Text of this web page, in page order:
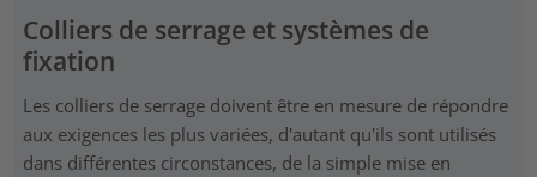
Colliers de serrage et systèmes de
fixation
Les colliers de serrage doivent être en mesure de répondre
aux exigences les plus variées, d'autant qu'ils sont utilisés
dans différentes circonstances, de la simple mise en